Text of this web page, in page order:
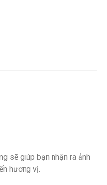
sẽ giúp bạn nhận ra ảnh
hương vị.